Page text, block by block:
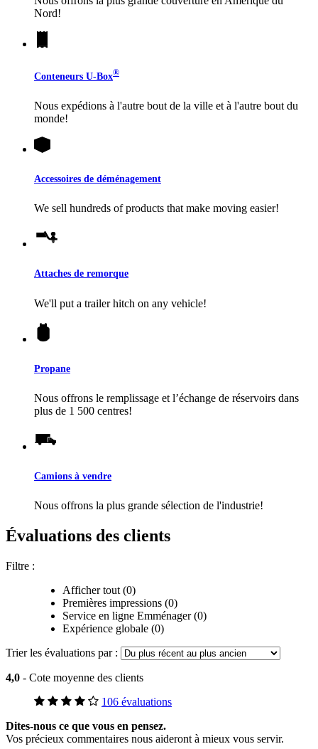
Nord!
Conteneurs U-Box®
Nous expédions à l'autre bout de la ville et à l'autre bout du
monde!
Accessoires de déménagement
We sell hundreds of products that make moving easier!
Attaches de remorque
We'll put a trailer hitch on any vehicle!
Propane
Nous offrons le remplissage et l’échange de réservoirs dans
plus de 1 500 centres!
Camions à vendre
Nous offrons la plus grande sélection de l'industrie!
Évaluations des clients
Filtre :
Afficher tout (0)
Premières impressions (0)
Service en ligne Emménager (0)
Expérience globale (0)
Trier les évaluations par :
4,0 - Cote moyenne des clients
106 évaluations
Dites-nous ce que vous en pensez.
Vos précieux commentaires nous aideront à mieux vous servir.